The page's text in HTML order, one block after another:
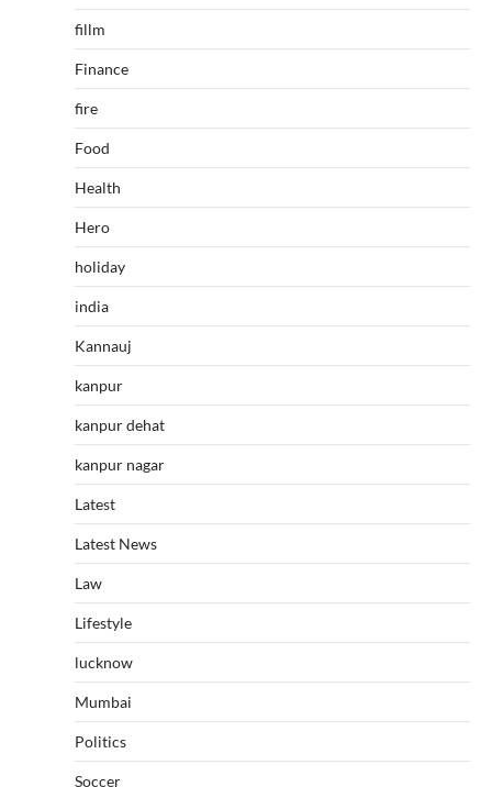
fillm
Finance
fire
Food
Health
Hero
holiday
india
Kannauj
kanpur
kanpur dehat
kanpur nagar
Latest
Latest News
Law
Lifestyle
lucknow
Mumbai
Politics
Soccer